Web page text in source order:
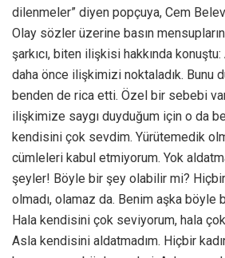
dilenmeler” diyen popçuya, Cem
Olay sözler üzerine basın
şarkıcı, biten ilişkisi hakkında konuştu:
daha önce ilişkimizi noktaladık. Bunu
benden de rica etti. Özel bir sebebi
ilişkimize saygı duyduğum için o da
kendisini çok sevdim. Yürütemedik
cümleleri kabul etmiyorum. Yok
şeyler! Böyle bir şey olabilir mi?
olmadı, olamaz da. Benim aşka böyle
Hala kendisini çok seviyorum, hala
Asla kendisini aldatmadım. Hiçbir